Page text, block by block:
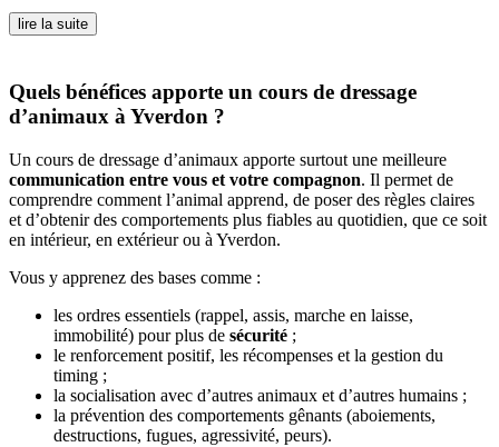
lire la suite
Quels bénéfices apporte un cours de dressage
d’animaux à Yverdon ?
Un cours de dressage d’animaux apporte surtout une meilleure
communication entre vous et votre compagnon. Il permet de
comprendre comment l’animal apprend, de poser des règles claires
et d’obtenir des comportements plus fiables au quotidien, que ce soit
en intérieur, en extérieur ou à Yverdon.
Vous y apprenez des bases comme :
les ordres essentiels (rappel, assis, marche en laisse,
immobilité) pour plus de sécurité ;
le renforcement positif, les récompenses et la gestion du
timing ;
la socialisation avec d’autres animaux et d’autres humains ;
la prévention des comportements gênants (aboiements,
destructions, fugues, agressivité, peurs).